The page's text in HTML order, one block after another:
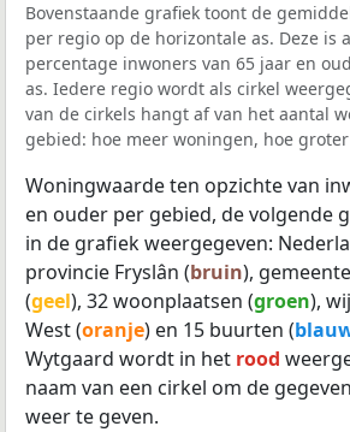
Bovenstaande grafiek toont de
per regio op de horizontale as. Deze is
percentage inwoners van 65 jaar en
as. Iedere regio wordt als cirkel
van de cirkels hangt af van het aantal
gebied: hoe meer woningen, hoe
Woningwaarde ten opzichte van
en ouder per gebied, de volgende
in de grafiek weergegeven:
provincie Fryslân (bruin),
(geel), 32 woonplaatsen (groen),
West (oranje) en 15 buurten (
Wytgaard wordt in het rood
naam van een cirkel om de
weer te geven.